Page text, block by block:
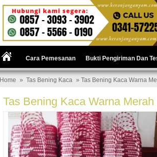
Cara Pemesanan Bukti Pengiriman Dan
Home » Tas Bening Kaca » Tas Bening Kaca Warna
Tas Bening Kaca Warna